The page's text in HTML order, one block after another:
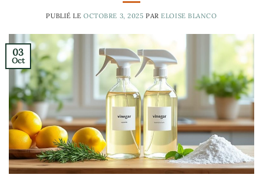
PUBLIÉ LEOCTOBRE 3, 2025 PARELOISE BLANCO
03
Oct